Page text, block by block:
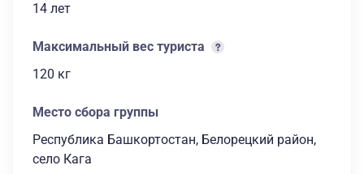
14 лет
Максимальный вес туриста
120 кг
Место сбора группы
Республика Башкортостан, Белорецкий район,
село Кага